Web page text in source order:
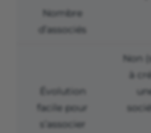
Nombre
d’associés
Évolution
facile pour
s’associer
Non
à